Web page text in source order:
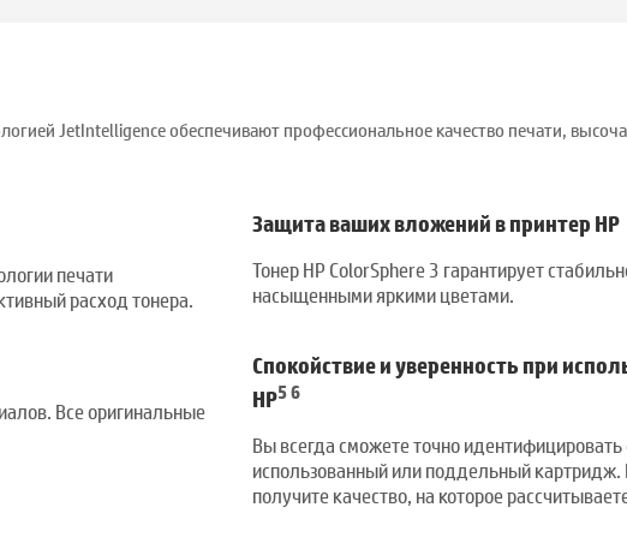
JetIntelligence обеспечивают профессиональное качество печати,
печати
расход тонера.
Защита ваших вложений в принтер HP
Тонер HP ColorSphere 3 гарантирует
насыщенными яркими цветами.
Все оригинальные
Спокойствие и уверенность при
HP56
Вы всегда сможете точно
использованный или поддельный картридж.
получите качество, на которое